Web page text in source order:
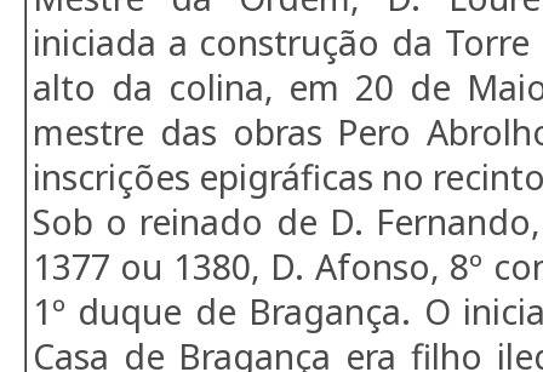
iniciada a construção da
alto da colina, em 20 de
mestre das obras Pero
inscrições epigráficas no
Sob o reinado de D.
1377 ou 1380, D. Afonso, 8º
1º duque de Bragança. O
Casa de Bragança era filho